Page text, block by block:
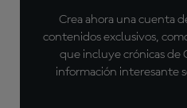
Crea ahora una cuenta
contenidos exclusivos,
que incluye crónicas de
información interesante